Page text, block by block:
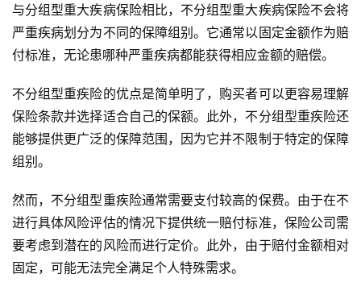
与分组型重大疾病保险相比，不分组型重大疾病保险不会将
严重疾病划分为不同的保障组别。它通常以固定金额作为赔
付标准，无论患哪种严重疾病都能获得相应金额的赔偿。
不分组型重疾险的优点是简单明了，购买者可以更容易理解
保险条款并选择适合自己的保额。此外，不分组型重疾险还
能够提供更广泛的保障范围，因为它并不限制于特定的保障
组别。
然而，不分组型重疾险通常需要支付较高的保费。由于在不
进行具体风险评估的情况下提供统一赔付标准，保险公司需
要考虑到潜在的风险而进行定价。此外，由于赔付金额相对
固定，可能无法完全满足个人特殊需求。